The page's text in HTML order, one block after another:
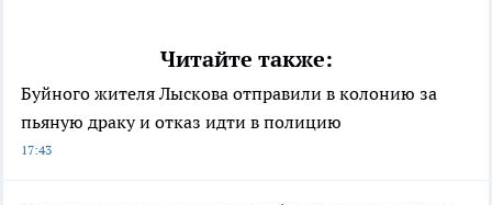
Читайте также:
Буйного жителя Лыскова отправили в колонию за
пьяную драку и отказ идти в полицию
17:43